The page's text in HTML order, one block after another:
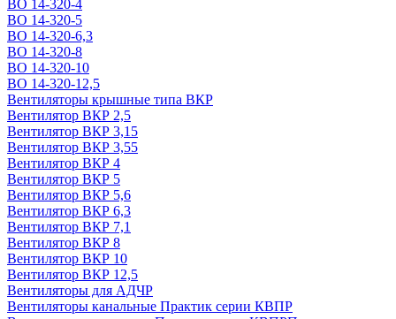
ВО 14-320-4
ВО 14-320-5
ВО 14-320-6,3
ВО 14-320-8
ВО 14-320-10
ВО 14-320-12,5
Вентиляторы крышные типа ВКР
Вентилятор ВКР 2,5
Вентилятор ВКР 3,15
Вентилятор ВКР 3,55
Вентилятор ВКР 4
Вентилятор ВКР 5
Вентилятор ВКР 5,6
Вентилятор ВКР 6,3
Вентилятор ВКР 7,1
Вентилятор ВКР 8
Вентилятор ВКР 10
Вентилятор ВКР 12,5
Вентиляторы для АДЧР
Вентиляторы канальные Практик серии КВПР